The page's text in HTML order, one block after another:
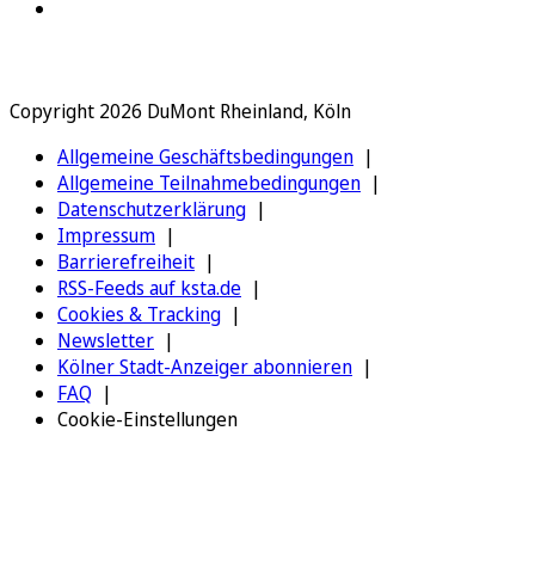
Copyright 2026 DuMont Rheinland, Köln
Allgemeine Geschäftsbedingungen
Allgemeine Teilnahmebedingungen
Datenschutzerklärung
Impressum
Barrierefreiheit
RSS-Feeds auf ksta.de
Cookies & Tracking
Newsletter
Kölner Stadt-Anzeiger abonnieren
FAQ
Cookie-Einstellungen